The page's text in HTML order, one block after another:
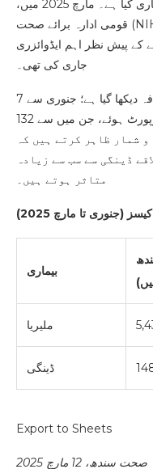
خاتمے کے لیے متعلقہ حکام کو مراسلہ جاری کیا ہے۔ مارچ 2025 میں،
قومی ادارہ برائے صحت (NIH) نے ملک میں ہونے والی حالیہ بارشوں
کے پیش نظر اہم ایڈوائزری
سندھ بھر میں ڈینگی کے کیسز میں اضافہ دیکھا گیا ہے؛ جنوری سے 7
مارچ 2025 تک صوبے میں 148 کیسز رپورٹ ہوئے، جن میں سے 132
شمار ظاہر کرتے ہیں کہ
ڈینگی سے سب سے زیادہ
بیماری
ملیریا
ڈینگی
Export to Sheets